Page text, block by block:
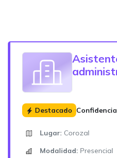
Destacado
Lugar: Corozal
Modalidad: Presencial